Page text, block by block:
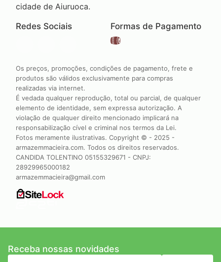
cidade de Aiuruoca.
Redes Sociais
Formas de Pagamento
Os preços, promoções, condições de pagamento, frete e
produtos são válidos exclusivamente para compras
realizadas via internet.
É vedada qualquer reprodução, total ou parcial, de qualquer
elemento de identidade, sem expressa autorização. A
violação de qualquer direito mencionado implicará na
responsabilização cível e criminal nos termos da Lei.
Fotos meramente ilustrativas. Copyright © - 2025 -
armazemmacieira.com. Todos os direitos reservados.
CANDIDA TOLENTINO 05155329671 - CNPJ:
28929965000182
armazemmacieira@gmail.com
Receba nossas novidades